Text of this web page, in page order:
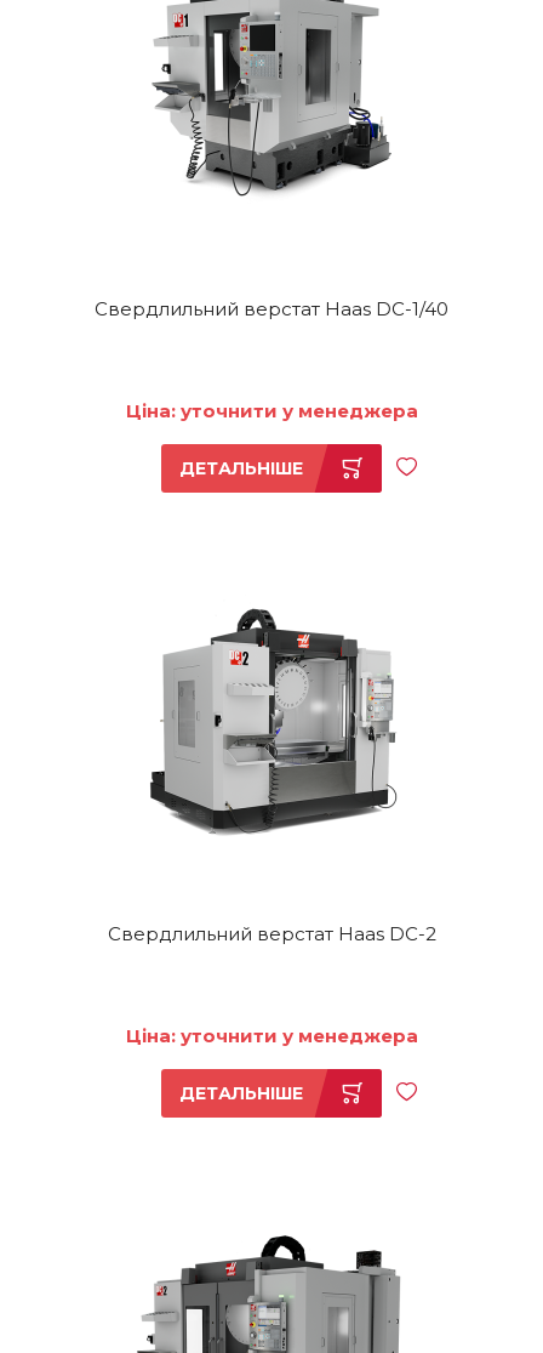
Свердлильний верстат Haas DC-1/40
Ціна: уточнити у менеджера
ДЕТАЛЬНІШЕ
Свердлильний верстат Haas DC-2
Ціна: уточнити у менеджера
ДЕТАЛЬНІШЕ